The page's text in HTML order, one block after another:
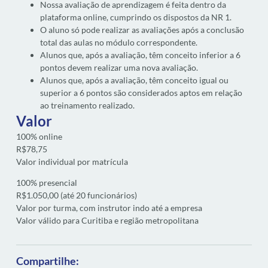
Nossa avaliação de aprendizagem é feita dentro da
plataforma online, cumprindo os dispostos da NR 1.
O aluno só pode realizar as avaliações após a conclusão
total das aulas no módulo correspondente.
Alunos que, após a avaliação, têm conceito inferior a 6
pontos devem realizar uma nova avaliação.
Alunos que, após a avaliação, têm conceito igual ou
superior a 6 pontos são considerados aptos em relação
ao treinamento realizado.
Valor
100% online
R$78,75
Valor individual por matrícula
100% presencial
R$1.050,00 (até 20 funcionários)
Valor por turma, com instrutor indo até a empresa
Valor válido para Curitiba e região metropolitana
Compartilhe: